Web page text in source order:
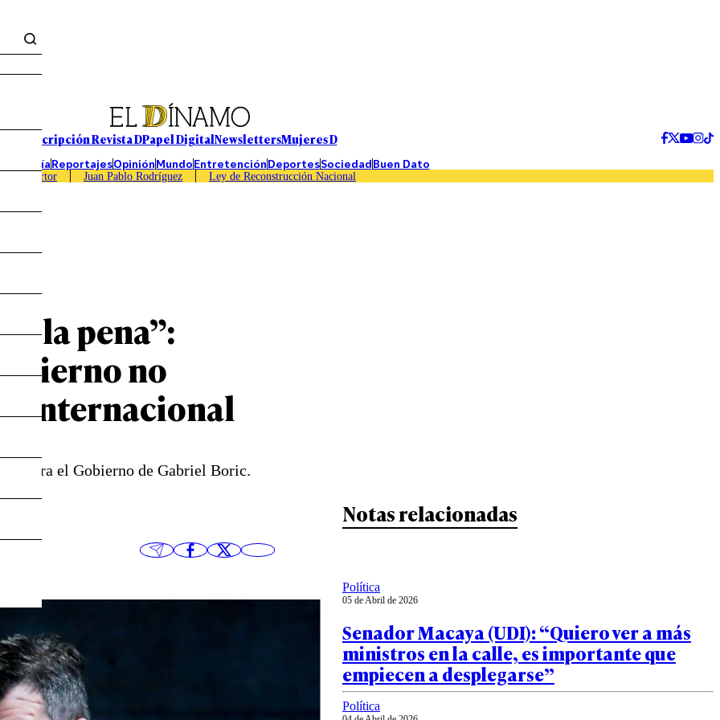
Suscripción Revista DPapel DigitalNewslettersMujeres D
EconomíaReportajesOpiniónMundoEntretenciónDeportesSociedadBuen Dato
Caso Sartor Juan Pablo Rodríguez Ley de Reconstrucción Nacional
la pena”:
no
internacional
contra el Gobierno de Gabriel Boric.
Notas relacionadas
Política
05 de Abril de 2026
Senador Macaya (UDI): “Quiero ver a más
ministros en la calle, es importante que
empiecen a desplegarse”
Política